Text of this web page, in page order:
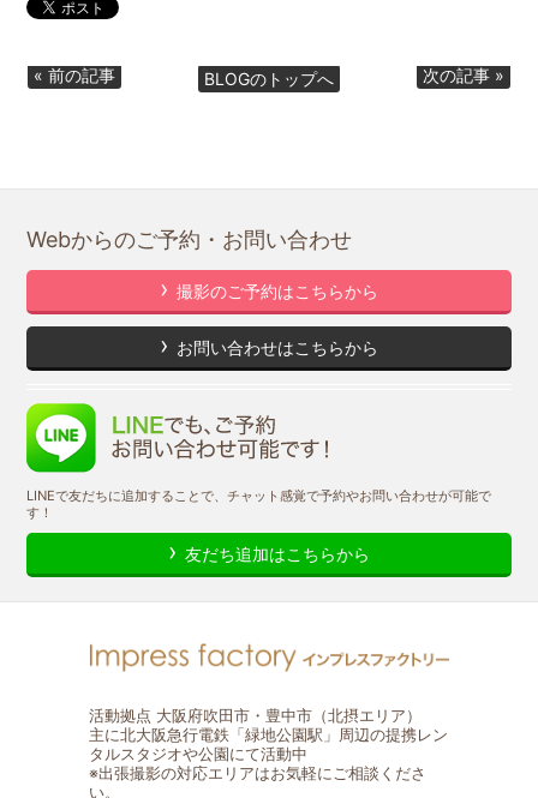
BLOGのトップへ
« 前の記事 次の記事 »
Webからのご予約・お問い合わせ
撮影のご予約はこちらから
お問い合わせはこちらから
LINEで友だちに追加することで、チャット感覚で予約やお問い合わせが可能で
す！
友だち追加はこちらから
活動拠点 大阪府吹田市・豊中市（北摂エリア）
主に北大阪急行電鉄「緑地公園駅」周辺の提携レン
タルスタジオや公園にて活動中
※出張撮影の対応エリアはお気軽にご相談くださ
い。